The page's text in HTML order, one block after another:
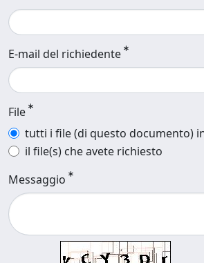
E-mail del richiedente
File
tutti i file (di questo documento)
il file(s) che avete richiesto
Messaggio